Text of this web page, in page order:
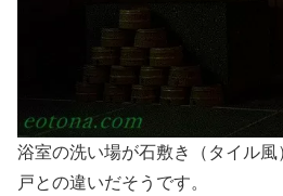
浴室の洗い場が石敷き（タイル
戸との違いだそうです。